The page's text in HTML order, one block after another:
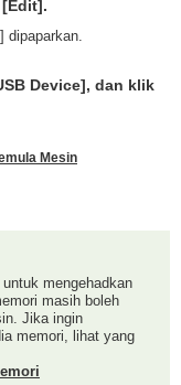
[Edit].
dipaparkan.
Device], dan klik
Mesin
mengehadkan
masih boleh
Jika ingin
memori, lihat yang